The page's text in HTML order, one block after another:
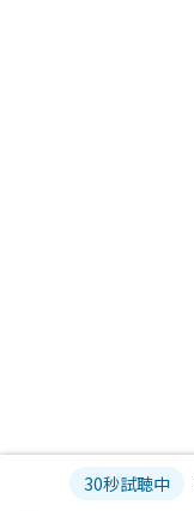
30秒試聴中